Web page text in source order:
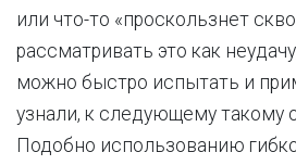
или что-то «проскользнет
рассматривать это как
можно быстро испытать и
узнали, к следующему такому
Подобно использованию